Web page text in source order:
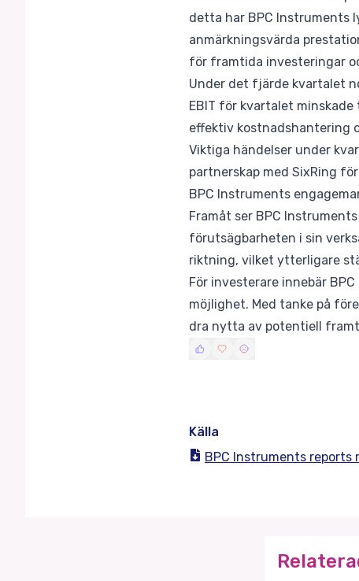
detta har BPC Instruments
anmärkningsvärda
för framtida investeringar
Under det fjärde kvartalet
EBIT för kvartalet minskade
effektiv kostnadshantering
Viktiga händelser under
partnerskap med SixRing
BPC Instruments
Framåt ser BPC
förutsägbarheten i sin
riktning, vilket ytterligare
För investerare innebär
möjlighet. Med tanke på
dra nytta av potentiell
Källa
BPC Instruments reports